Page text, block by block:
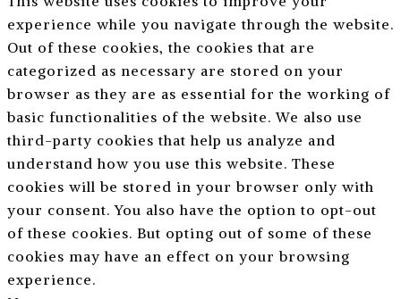
experience while you navigate through the website.
Out of these cookies, the cookies that are
categorized as necessary are stored on your
browser as they are as essential for the working of
basic functionalities of the website. We also use
third-party cookies that help us analyze and
understand how you use this website. These
cookies will be stored in your browser only with
your consent. You also have the option to opt-out
of these cookies. But opting out of some of these
cookies may have an effect on your browsing
experience.